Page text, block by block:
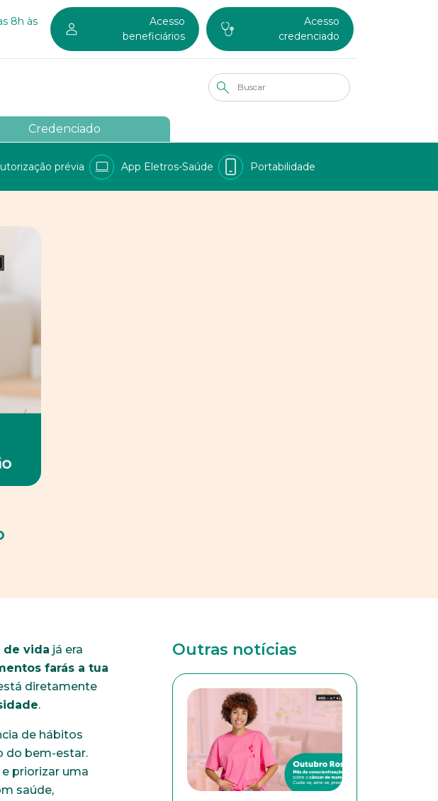
8h às
Acesso
beneficiários
Acesso
credenciado
Credenciado
prévia App Eletros-Saúde Portabilidade
de vida já era
farás a tua
diretamente
.
de hábitos
do bem-estar.
e priorizar uma
saúde,
Outras notícias